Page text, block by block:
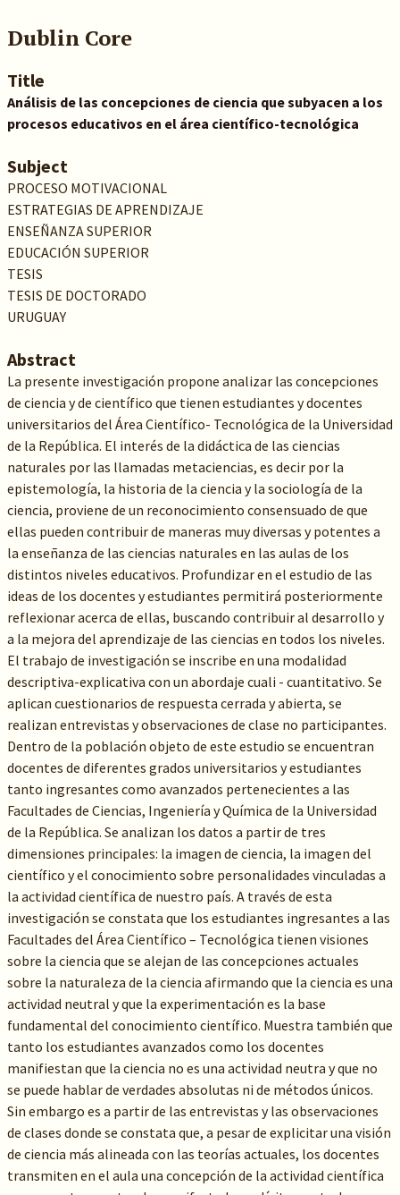
Dublin Core
Title
Análisis de las concepciones de ciencia que subyacen a los
procesos educativos en el área científico-tecnológica
Subject
PROCESO MOTIVACIONAL
ESTRATEGIAS DE APRENDIZAJE
ENSEÑANZA SUPERIOR
EDUCACIÓN SUPERIOR
TESIS
TESIS DE DOCTORADO
URUGUAY
Abstract
La presente investigación propone analizar las concepciones
de ciencia y de científico que tienen estudiantes y docentes
universitarios del Área Científico- Tecnológica de la Universidad
de la República. El interés de la didáctica de las ciencias
naturales por las llamadas metaciencias, es decir por la
epistemología, la historia de la ciencia y la sociología de la
ciencia, proviene de un reconocimiento consensuado de que
ellas pueden contribuir de maneras muy diversas y potentes a
la enseñanza de las ciencias naturales en las aulas de los
distintos niveles educativos. Profundizar en el estudio de las
ideas de los docentes y estudiantes permitirá posteriormente
reflexionar acerca de ellas, buscando contribuir al desarrollo y
a la mejora del aprendizaje de las ciencias en todos los niveles.
El trabajo de investigación se inscribe en una modalidad
descriptiva-explicativa con un abordaje cuali - cuantitativo. Se
aplican cuestionarios de respuesta cerrada y abierta, se
realizan entrevistas y observaciones de clase no participantes.
Dentro de la población objeto de este estudio se encuentran
docentes de diferentes grados universitarios y estudiantes
tanto ingresantes como avanzados pertenecientes a las
Facultades de Ciencias, Ingeniería y Química de la Universidad
de la República. Se analizan los datos a partir de tres
dimensiones principales: la imagen de ciencia, la imagen del
científico y el conocimiento sobre personalidades vinculadas a
la actividad científica de nuestro país. A través de esta
investigación se constata que los estudiantes ingresantes a las
Facultades del Área Científico – Tecnológica tienen visiones
sobre la ciencia que se alejan de las concepciones actuales
sobre la naturaleza de la ciencia afirmando que la ciencia es una
actividad neutral y que la experimentación es la base
fundamental del conocimiento científico. Muestra también que
tanto los estudiantes avanzados como los docentes
manifiestan que la ciencia no es una actividad neutra y que no
se puede hablar de verdades absolutas ni de métodos únicos.
Sin embargo es a partir de las entrevistas y las observaciones
de clases donde se constata que, a pesar de explicitar una visión
de ciencia más alineada con las teorías actuales, los docentes
transmiten en el aula una concepción de la actividad científica